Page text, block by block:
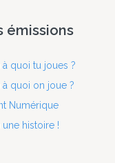
émissions
à quoi tu joues ?
à quoi on joue ?
Numérique
une histoire !